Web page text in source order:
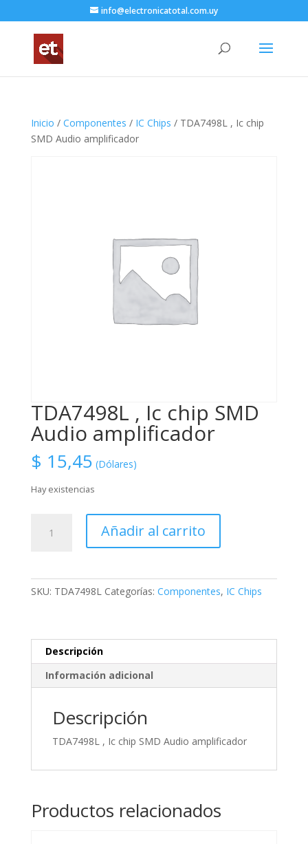
info@electronicatotal.com.uy
Inicio / Componentes / IC Chips / TDA7498L , Ic chip
SMD Audio amplificador
TDA7498L , Ic chip SMD
Audio amplificador
$ 15,45 (Dólares)
Hay existencias
Añadir al carrito
SKU: TDA7498L Categorías: Componentes, IC Chips
Descripción
Información adicional
Descripción
TDA7498L , Ic chip SMD Audio amplificador
Productos relacionados